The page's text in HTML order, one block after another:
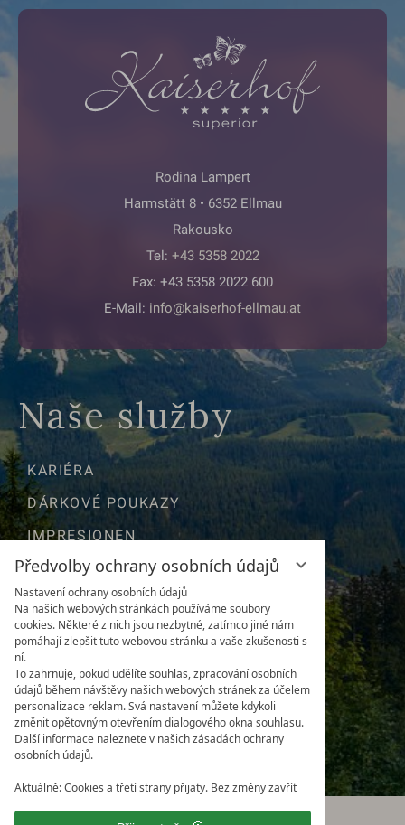
Předvolby ochrany osobních údajů
Nastavení ochrany osobních údajů
Na našich webových stránkách používáme soubory
cookies. Některé z nich jsou nezbytné, zatímco jiné nám
pomáhají zlepšit tuto webovou stránku a vaše zkušenosti s
ní.
To zahrnuje, pokud udělíte souhlas, zpracování osobních
údajů během návštěvy našich webových stránek za účelem
personalizace reklam. Svá nastavení můžete kdykoli
změnit opětovným otevřením dialogového okna souhlasu.
Další informace naleznete v našich zásadách ochrany
osobních údajů.
Aktuálně: Cookies a třetí strany přijaty. Bez změny zavřít
Rodina Lampert
Harmstätt 8 • 6352 Ellmau
Rakousko
Tel: +43 5358 2022
Fax: +43 5358 2022 600
E-Mail: info@kaiserhof-ellmau.at
Naše služby
KARIÉRA
DÁRKOVÉ POUKAZY
IMPRESIONEN
POLOHA & CESTY
NEWSLETTER
POČASÍ & WEBKAMERA
DOTAZY
DOBRÉ VĚDĚT
OCENĚNÍ & RECENZE
Ochrana osobních údajů